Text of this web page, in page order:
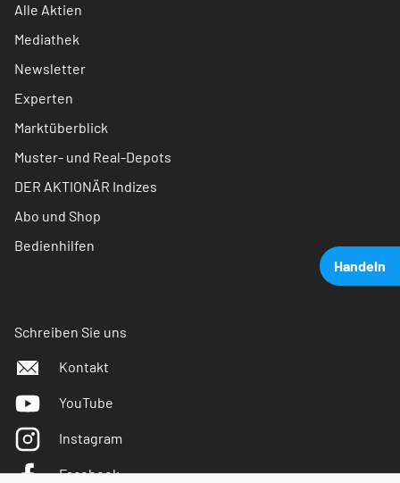
Handeln
Alle Aktien
Mediathek
Newsletter
Experten
Marktüberblick
Muster- und Real-Depots
DER AKTIONÄR Indizes
Abo und Shop
Bedienhilfen
Schreiben Sie uns
Kontakt
YouTube
Instagram
Facebook